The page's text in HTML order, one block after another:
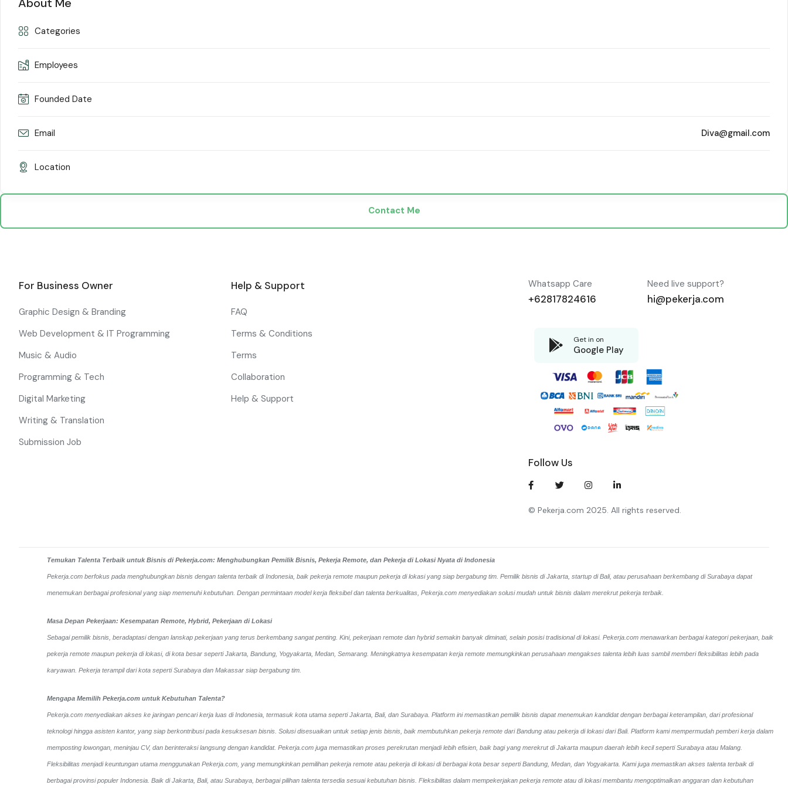
Categories
Employees
Founded Date
Email Diva@gmail.com
Location
Contact Me
For Business Owner
Graphic Design & Branding
Web Development & IT Programming
Music & Audio
Programming & Tech
Digital Marketing
Writing & Translation
Submission Job
Help & Support
FAQ
Terms & Conditions
Terms
Collaboration
Help & Support
Whatsapp Care
+62817824616
Need live support?
hi@pekerja.com
Get in on
Google Play
Follow Us
© Pekerja.com 2025. All rights reserved.
Temukan Talenta Terbaik untuk Bisnis di Pekerja.com: Menghubungkan Pemilik Bisnis, Pekerja Remote, dan Pekerja di Lokasi Nyata di Indonesia
Pekerja.com berfokus pada menghubungkan bisnis dengan talenta terbaik di Indonesia, baik pekerja remote maupun pekerja di lokasi yang siap bergabung tim. Pemilik bisnis di Jakarta, startup di Bali, atau perusahaan berkembang di Surabaya dapat
menemukan berbagai profesional yang siap memenuhi kebutuhan. Dengan permintaan model kerja fleksibel dan talenta berkualitas, Pekerja.com menyediakan solusi mudah untuk bisnis dalam merekrut pekerja terbaik.
Masa Depan Pekerjaan: Kesempatan Remote, Hybrid, Pekerjaan di Lokasi
Sebagai pemilik bisnis, beradaptasi dengan lanskap pekerjaan yang terus berkembang sangat penting. Kini, pekerjaan remote dan hybrid semakin banyak diminati, selain posisi tradisional di lokasi. Pekerja.com menawarkan berbagai kategori pekerjaan, baik
pekerja remote maupun pekerja di lokasi, di kota besar seperti Jakarta, Bandung, Yogyakarta, Medan, Semarang. Meningkatnya kesempatan kerja remote memungkinkan perusahaan mengakses talenta lebih luas sambil memberi fleksibilitas lebih pada
karyawan. Pekerja terampil dari kota seperti Surabaya dan Makassar siap bergabung tim.
Mengapa Memilih Pekerja.com untuk Kebutuhan Talenta?
Pekerja.com menyediakan akses ke jaringan pencari kerja luas di Indonesia, termasuk kota utama seperti Jakarta, Bali, dan Surabaya. Platform ini memastikan pemilik bisnis dapat menemukan kandidat dengan berbagai keterampilan, dari profesional
teknologi hingga asisten kantor, yang siap berkontribusi pada kesuksesan bisnis. Solusi disesuaikan untuk setiap jenis bisnis, baik membutuhkan pekerja remote dari Bandung atau pekerja di lokasi dari Bali. Platform kami mempermudah pemberi kerja dalam
memposting lowongan, meninjau CV, dan berinteraksi langsung dengan kandidat. Pekerja.com juga memastikan proses perekrutan menjadi lebih efisien, baik bagi yang merekrut di Jakarta maupun daerah lebih kecil seperti Surabaya atau Malang.
Fleksibilitas menjadi keuntungan utama menggunakan Pekerja.com, yang memungkinkan pemilihan pekerja remote atau pekerja di lokasi di berbagai kota besar seperti Bandung, Medan, dan Yogyakarta. Kami juga memastikan akses talenta terbaik di
berbagai provinsi populer Indonesia. Baik di Jakarta, Bali, atau Surabaya, berbagai pilihan talenta tersedia sesuai kebutuhan bisnis. Fleksibilitas dalam mempekerjakan pekerja remote atau di lokasi membantu mengoptimalkan anggaran dan kebutuhan